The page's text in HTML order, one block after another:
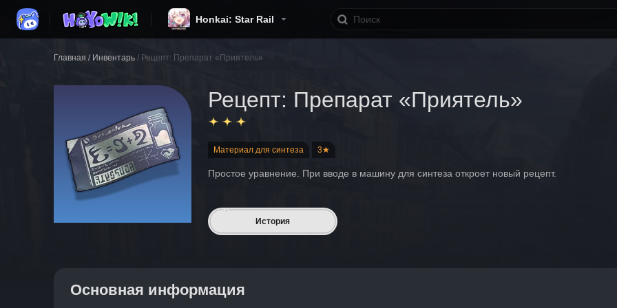
Honkai: Star Rail
Главная / Инвентарь / Рецепт: Препарат «Приятель»
Рецепт: Препарат «Приятель»
Материал для синтеза 3★
Простое уравнение. При вводе в машину для синтеза откроет новый рецепт.
История
Основная информация